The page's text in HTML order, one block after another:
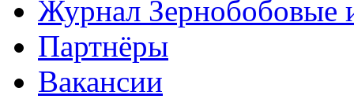
Журнал Зернобобовые
Партнёры
Вакансии